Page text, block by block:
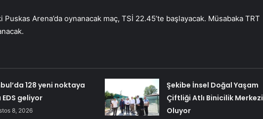
Puskas Arena’da oynanacak maç, TSİ 22.45’te başlayacak. Müsabaka TRT
128 yeni noktaya
geliyor
8, 2026
Şekibe İnsel Doğal Yaşam
Çiftliği Atlı Binicilik Merkezi
Oluyor